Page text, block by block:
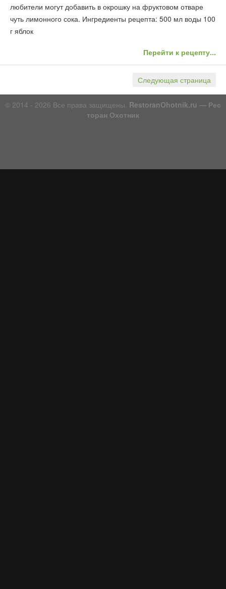
любители могут добавить в окрошку на фруктовом отваре
чуть лимонного сока. Ингредиенты рецепта: 500 мл воды 100
г яблок
Перейти к рецепту...
Следующая страница
© 2014 - 2026 Все права защищены. RestoranOhotnik.ru — Рес
торан Охотник